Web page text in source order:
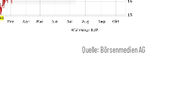
Quelle: Börsenmedien AG